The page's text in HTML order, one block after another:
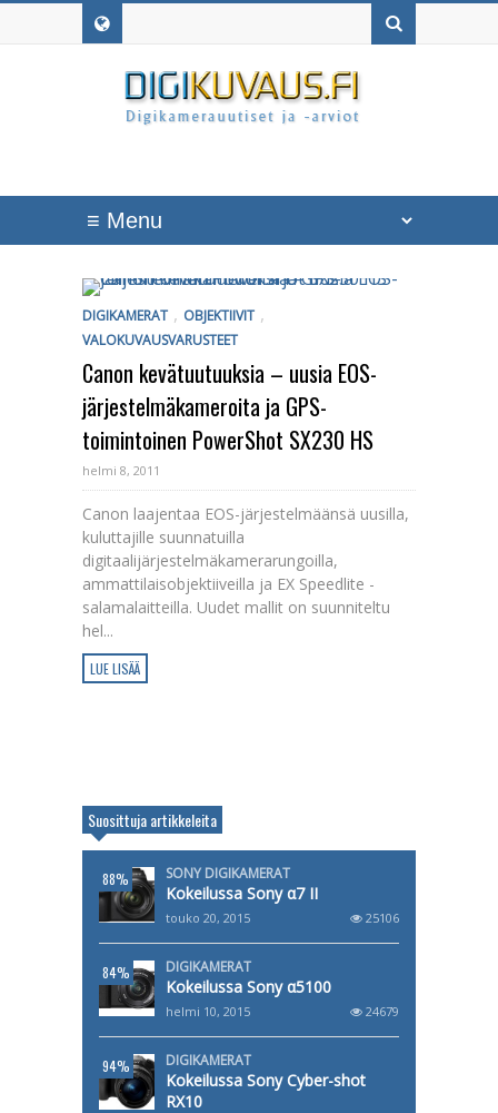
DIGIKAMERAT , OBJEKTIIVIT ,
VALOKUVAUSVARUSTEET
Canon kevätuutuuksia – uusia EOS-
järjestelmäkameroita ja GPS-
toimintoinen PowerShot SX230 HS
helmi 8, 2011
Canon laajentaa EOS-järjestelmäänsä uusilla,
kuluttajille suunnatuilla
digitaalijärjestelmäkamerarungoilla,
ammattilaisobjektiiveilla ja EX Speedlite -
salamalaitteilla. Uudet mallit on suunniteltu
hel...
LUE LISÄÄ
Suosittuja artikkeleita
88% SONY DIGIKAMERAT
Kokeilussa Sony α7 II
touko 20, 2015 25106
84% DIGIKAMERAT
Kokeilussa Sony α5100
helmi 10, 2015 24679
94% DIGIKAMERAT
Kokeilussa Sony Cyber-shot
RX10